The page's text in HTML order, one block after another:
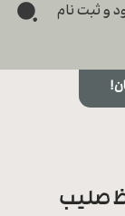
و ثبت نام
صلیب